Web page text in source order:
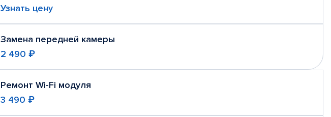
Узнать цену
Замена передней камеры
2 490 ₽
Ремонт Wi-Fi модуля
3 490 ₽